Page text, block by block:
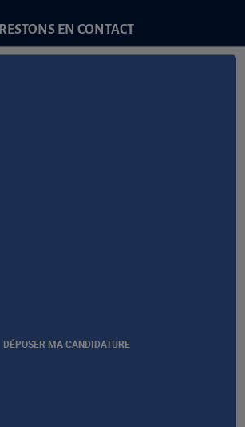
DÉPOSER MA CANDIDATURE
RESTONS EN CONTACT